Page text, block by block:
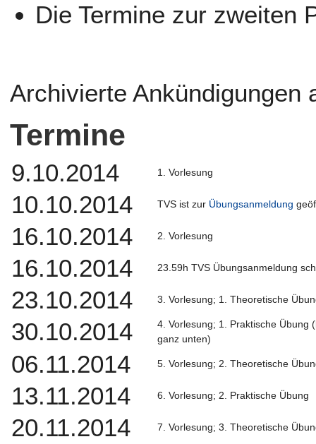
Die Termine zur zweiten
Archivierte Ankündigungen
Termine
9.10.2014 1. Vorlesung
10.10.2014 TVS ist zur Übungsanmeldung
16.10.2014 2. Vorlesung
16.10.2014 23.59h TVS Übungsanmeldung
23.10.2014 3. Vorlesung; 1. Theoretische
30.10.2014
4. Vorlesung; 1. Praktische Übung
ganz unten)
06.11.2014 5. Vorlesung; 2. Theoretische
13.11.2014 6. Vorlesung; 2. Praktische Übung
20.11.2014 7. Vorlesung; 3. Theoretische